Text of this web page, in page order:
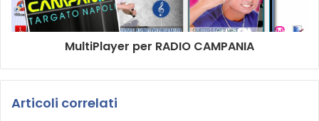
MultiPlayer per RADIO CAMPANIA
Articoli correlati